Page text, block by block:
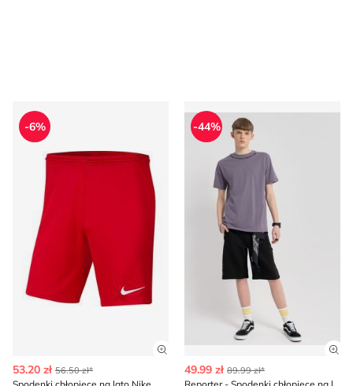
Spodenki chłopięce na lato Nike
-6%
Zobacz szczegóły produktu
53.20 zł 56.50 zł*
Reporter - Spodenki
-44%
49.99 zł 89.99 zł*